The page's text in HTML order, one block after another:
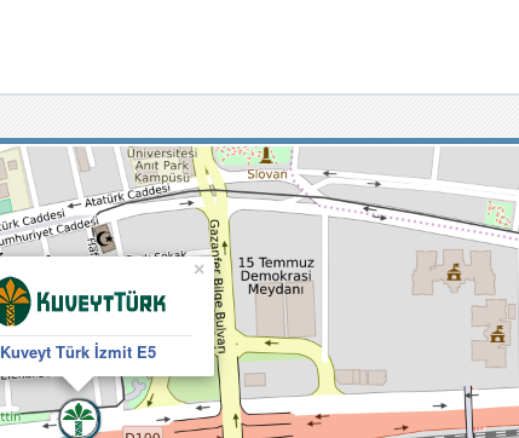
Kuveyt Türk İzmit E5
×